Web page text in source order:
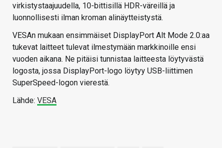
virkistystaajuudella, 10-bittisillä HDR-väreillä ja
luonnollisesti ilman kroman alinäytteistystä.
VESAn mukaan ensimmäiset DisplayPort Alt Mode 2.0:aa
tukevat laitteet tulevat ilmestymään markkinoille ensi
vuoden aikana. Ne pitäisi tunnistaa laitteesta löytyvästä
logosta, jossa DisplayPort-logo löytyy USB-liittimen
SuperSpeed-logon vierestä.
Lähde: VESA